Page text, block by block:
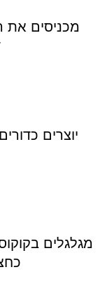
יוצרים
מגלגלים